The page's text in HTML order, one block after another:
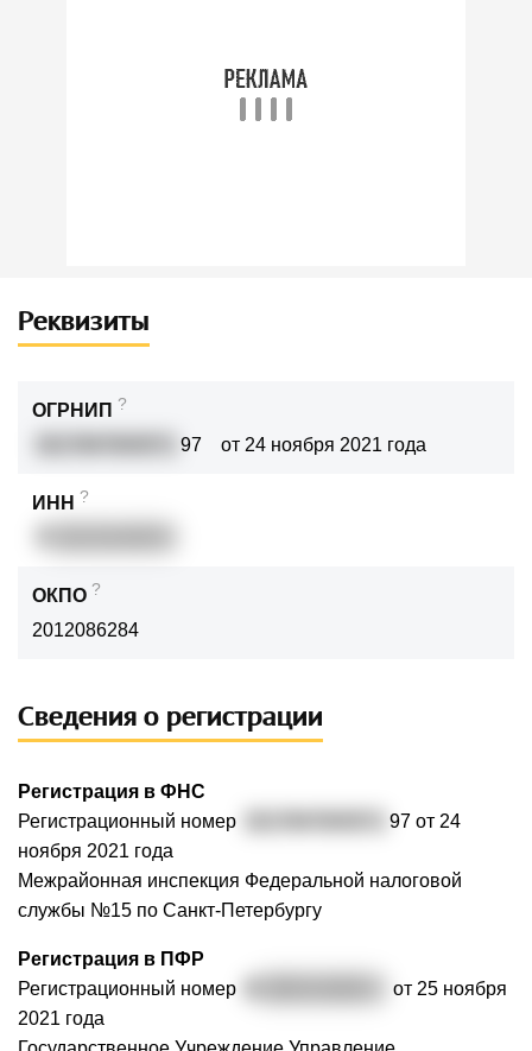
Реквизиты
ОГРНИП ?
97 от 24 ноября 2021 года
ИНН ?
ОКПО ?
2012086284
Сведения о регистрации
Регистрация в ФНС
Регистрационный номер
97 от 24
ноября 2021 года
Межрайонная инспекция Федеральной налоговой
службы №15 по Санкт-Петербургу
Регистрация в ПФР
Регистрационный номер
от 25 ноября
2021 года